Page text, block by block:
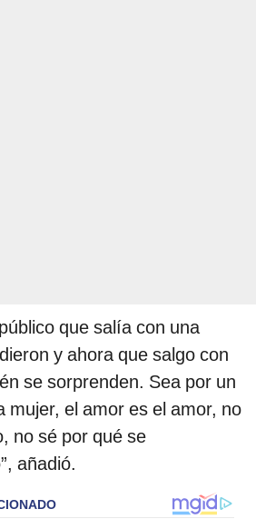
que salía con una
y ahora que salgo con
se sorprenden. Sea por un
mujer, el amor es el amor, no
no sé por qué se
añadió.